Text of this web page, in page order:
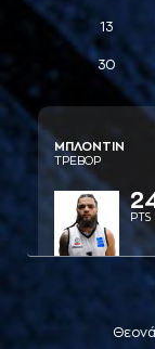
13
30
ΜΠΛΟΝΤΙΝ
ΤΡΕΒΟΡ
PTS